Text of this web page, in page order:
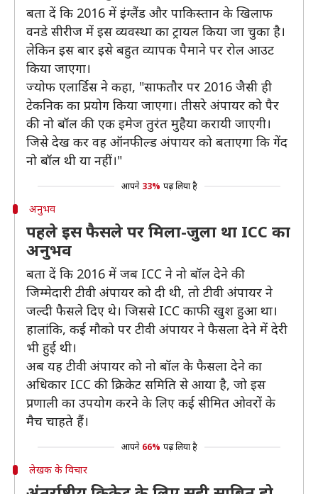
बता दें कि 2016 में इंग्लैंड और पाकिस्तान के खिलाफ
वनडे सीरीज में इस व्यवस्था का ट्रायल किया जा चुका है।
लेकिन इस बार इसे बहुत व्यापक पैमाने पर रोल आउट
किया जाएगा।
ज्योफ एलार्डिस ने कहा, "साफतौर पर 2016 जैसी ही
टेकनिक का प्रयोग किया जाएगा। तीसरे अंपायर को पैर
की नो बॉल की एक इमेज तुरंत मुहैया करायी जाएगी।
जिसे देख कर वह ऑनफील्ड अंपायर को बताएगा कि गेंद
नो बॉल थी या नहीं।"
आपने 33% पढ़ लिया है
अनुभव
पहले इस फैसले पर मिला-जुला था ICC का
अनुभव
बता दें कि 2016 में जब ICC ने नो बॉल देने की
जिम्मेदारी टीवी अंपायर को दी थी, तो टीवी अंपायर ने
जल्दी फैसले दिए थे। जिससे ICC काफी खुश हुआ था।
हालांकि, कई मौको पर टीवी अंपायर ने फैसला देने में देरी
भी हुई थी।
अब यह टीवी अंपायर को नो बॉल के फैसला देने का
अधिकार ICC की क्रिकेट समिति से आया है, जो इस
प्रणाली का उपयोग करने के लिए कई सीमित ओवरों के
मैच चाहते हैं।
आपने 66% पढ़ लिया है
लेखक के विचार